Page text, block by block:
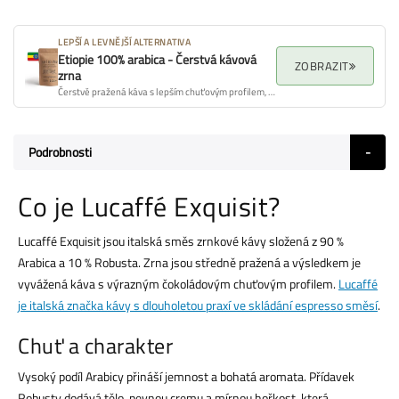
LEPŠÍ A LEVNĚJŠÍ ALTERNATIVA
Etiopie 100% arabica - Čerstvá kávová
zrna
Čerstvě pražená káva s lepším chuťovým profilem, aroma a celkovou kvalitou.
ZOBRAZIT
Podrobnosti
Co je Lucaffé Exquisit?
Lucaffé Exquisit jsou italská směs zrnkové kávy složená z 90 %
Arabica a 10 % Robusta. Zrna jsou středně pražená a výsledkem je
vyvážená káva s výrazným čokoládovým chuťovým profilem. Lucaffé
je italská značka kávy s dlouholetou praxí ve skládání espresso směsí.
Chuť a charakter
Vysoký podíl Arabicy přináší jemnost a bohatá aromata. Přídavek